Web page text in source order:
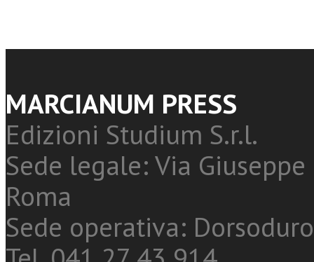
MARCIANUM PRESS
Edizioni Studium S.r.l.
Sede legale: Via
Roma
Sede operativa: